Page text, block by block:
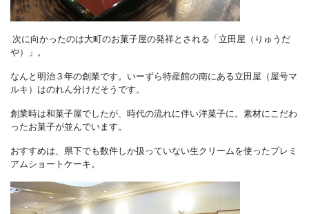
次に向かったのは大町のお菓子屋の発祥とされる「立田屋（りゅうだ
や）」。
なんと明治３年の創業です。いーずら特産館の南にある立田屋（屋号マ
ルキ）はのれん分けだそうです。
創業時は和菓子屋でしたが、時代の流れに伴い洋菓子に。素材にこだわ
ったお菓子が並んでいます。
おすすめは、県下でも数件しか扱っていない生クリームを使ったプレミ
アムショートケーキ。